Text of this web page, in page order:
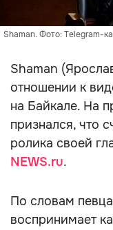
Shaman. Фото: Telegram-
Shaman
отношении к
на Байкале. На
признался, что
ролика своей
NEWS.ru.
По словам
воспринимает